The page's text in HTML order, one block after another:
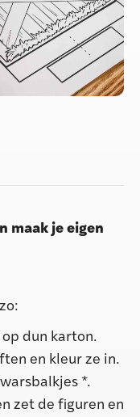
maak je eigen
dun karton.
en kleur ze in.
*.
zet de figuren en